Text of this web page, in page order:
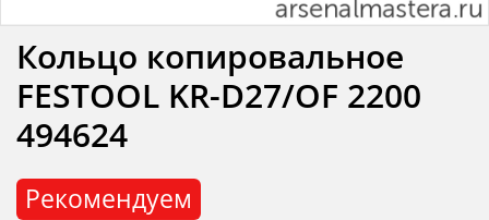
Рекомендуем
Кольцо копировальное
FESTOOL KR-D27/OF 2200
494624